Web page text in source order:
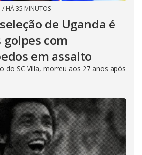
/ HÁ 35 MINUTOS
de Uganda é
com
em assalto
do SC Villa, morreu aos 27 anos após